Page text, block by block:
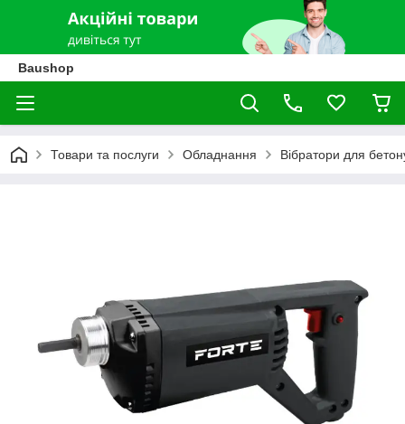
Baushop
Товари та послуги Обладнання Вібратори для